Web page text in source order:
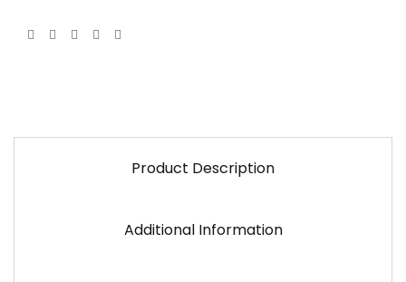
Product Description
Additional Information